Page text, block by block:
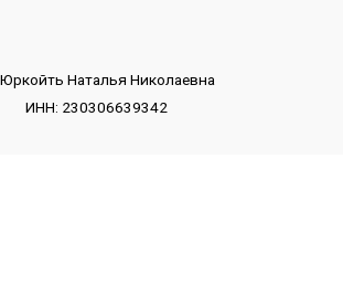
Наталья Николаевна
ИНН: 230306639342